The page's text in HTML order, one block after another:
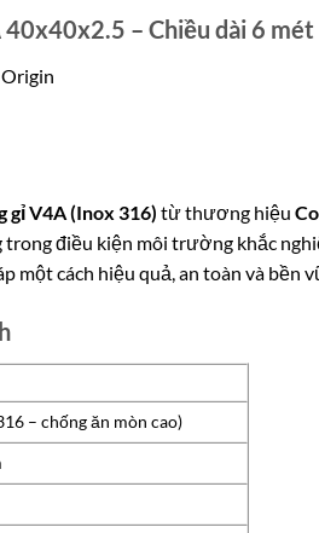
– Chiều dài 6 mét
gỉ V4A (Inox 316) từ thương hiệu
trong điều kiện môi trường khắc
một cách hiệu quả, an toàn và bền
– chống ăn mòn cao)